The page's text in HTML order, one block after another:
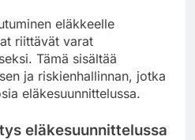
eläkkeelle
riittävät varat
Tämä sisältää
ja riskienhallinnan, jotka
eläkesuunnittelussa.
eläkesuunnittelussa